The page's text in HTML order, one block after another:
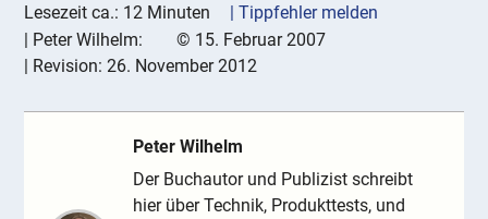
Lesezeit ca.: 12 Minuten
| Tippfehler melden
| Peter Wilhelm: © 15. Februar 2007
| Revision:26. November 2012
Peter Wilhelm
Der Buchautor und Publizist schreibt
hier über Technik, Produkttests, und